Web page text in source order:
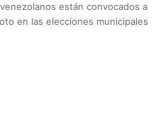
están convocados a
en las elecciones municipales